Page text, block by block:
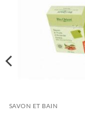
SAVON ET BAIN